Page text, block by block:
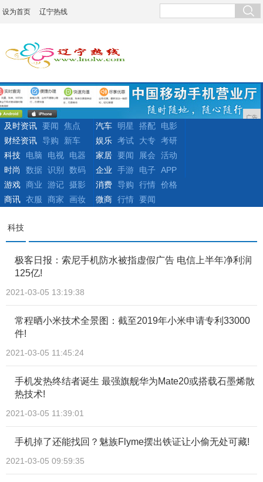
设为首页 辽宁热线
广告
及时资讯 要闻
焦点
财经资讯 导购 新车
汽车 明星 搭配
电影
娱乐 考试 大专 考研
科技
电脑 电视
电器
时尚
数据 识别 数码
家居 要闻 展会
活动
企业
手游 电子
APP
游戏 商业 游记 摄影
商讯 衣服 商家 画妆
消费 导购 行情 价格
微商 行情 要闻
科技
极客日报：索尼手机防水被指虚假广告 电信上半年净利润
125亿!
2021-03-05 13:19:38
常程晒小米技术全景图：截至2019年小米申请专利33000
件!
2021-03-05 11:45:24
手机发热终结者诞生 最强旗舰华为Mate20或搭载石墨烯散
热技术!
2021-03-05 11:39:01
手机掉了还能找回？魅族Flyme摆出铁证让小偷无处可藏!
2021-03-05 09:59:35